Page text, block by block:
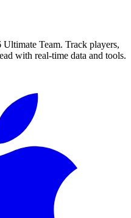
Ultimate Team. Track players,
with real-time data and tools.